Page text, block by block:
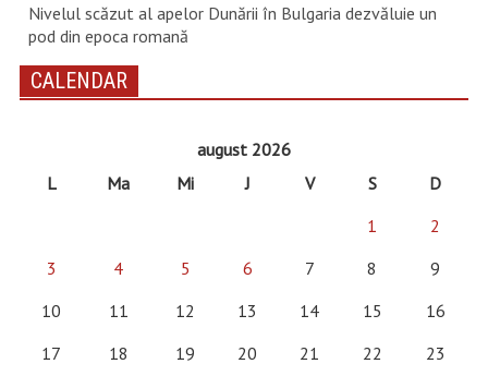
Nivelul scăzut al apelor Dunării în Bulgaria dezvăluie un
pod din epoca romană
CALENDAR
august 2026
L
Ma Mi J V S
D
1
2
3
4 5 6 7 8
9
10
11 12 13 14 15
16
17
18 19 20 21 22
23